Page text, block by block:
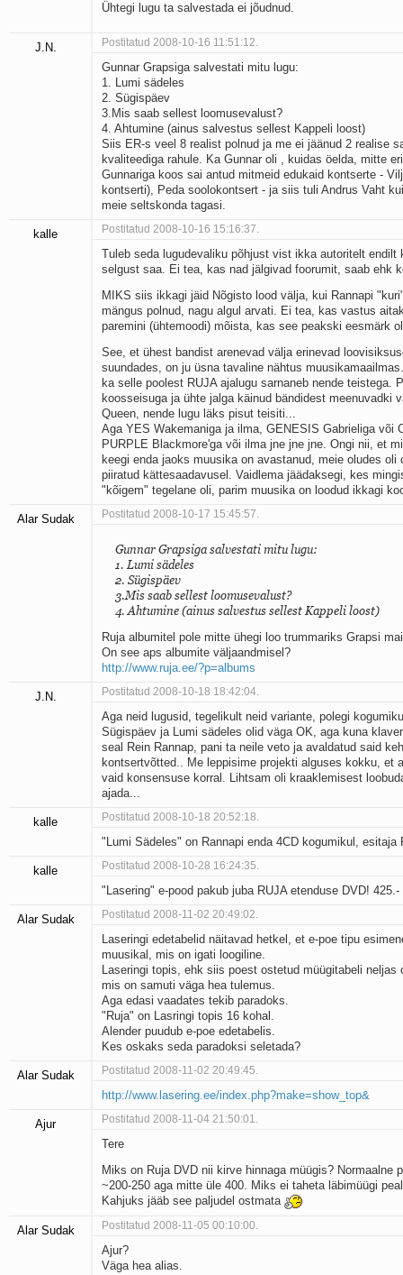
Ühtegi lugu ta salvestada ei jõudnud.
J.N. Postitatud 2008-10-16 11:51:12.
Gunnar Grapsiga salvestati mitu lugu:
1. Lumi sädeles
2. Sügispäev
3.Mis saab sellest loomusevalust?
4. Ahtumine (ainus salvestus sellest Kappeli loost)
Siis ER-s veel 8 realist polnud ja me ei jäänud 2 realise
kvaliteediga rahule. Ka Gunnar oli , kuidas öelda, mitte
Gunnariga koos sai antud mitmeid edukaid kontserte -
kontserti), Peda soolokontsert - ja siis tuli Andrus Vaht
meie seltskonda tagasi.
kalle Postitatud 2008-10-16 15:16:37.
Tuleb seda lugudevaliku põhjust vist ikka autoritelt endilt
selgust saa. Ei tea, kas nad jälgivad foorumit, saab ehk
MIKS siis ikkagi jäid Nõgisto lood välja, kui Rannapi
mängus polnud, nagu algul arvati. Ei tea, kas vastus
paremini (ühtemoodi) mõista, kas see peakski eesmärk
See, et ühest bandist arenevad välja erinevad
suundades, on ju üsna tavaline nähtus
ka selle poolest RUJA ajalugu sarnaneb nende teistega.
koosseisuga ja ühte jalga käinud bändidest meenuvadki
Queen, nende lugu läks pisut teisiti...
Aga YES Wakemaniga ja ilma, GENESIS Gabrieliga või
PURPLE Blackmore'ga või ilma jne jne jne. Ongi nii, et
keegi enda jaoks muusika on avastanud, meie oludes oli
piiratud kättesaadavusel. Vaidlema jäädaksegi, kes
"kõigem" tegelane oli, parim muusika on loodud ikkagi
Alar Sudak Postitatud 2008-10-17 15:45:57.
Gunnar Grapsiga salvestati mitu lugu:
1. Lumi sädeles
2. Sügispäev
3.Mis saab sellest loomusevalust?
4. Ahtumine (ainus salvestus sellest Kappeli loost)
Ruja albumitel pole mitte ühegi loo trummariks Grapsi
On see aps albumite väljaandmisel?
http://www.ruja.ee/?p=albums
J.N. Postitatud 2008-10-18 18:42:04.
Aga neid lugusid, tegelikult neid variante, polegi
Sügispäev ja Lumi sädeles olid väga OK, aga kuna
seal Rein Rannap, pani ta neile veto ja avaldatud said
kontsertvõtted.. Me leppisime projekti alguses kokku, et
vaid konsensuse korral. Lihtsam oli kraaklemisest
ajada...
kalle Postitatud 2008-10-18 20:52:18.
"Lumi Sädeles" on Rannapi enda 4CD kogumikul, esitaja
kalle Postitatud 2008-10-28 16:24:35.
"Lasering" e-pood pakub juba RUJA etenduse DVD! 425.-
Alar Sudak Postitatud 2008-11-02 20:49:02.
Laseringi edetabelid näitavad hetkel, et e-poe tipu
muusikal, mis on igati loogiline.
Laseringi topis, ehk siis poest ostetud müügitabeli neljas
mis on samuti väga hea tulemus.
Aga edasi vaadates tekib paradoks.
"Ruja" on Lasringi topis 16 kohal.
Alender puudub e-poe edetabelis.
Kes oskaks seda paradoksi seletada?
Alar Sudak Postitatud 2008-11-02 20:49:45.
http://www.lasering.ee/index.php?make=show_top&
Ajur Postitatud 2008-11-04 21:50:01.
Tere
Miks on Ruja DVD nii kirve hinnaga müügis? Normaalne
~200-250 aga mitte üle 400. Miks ei taheta läbimüügi
Kahjuks jääb see paljudel ostmata
Alar Sudak Postitatud 2008-11-05 00:10:00.
Ajur?
Väga hea alias.